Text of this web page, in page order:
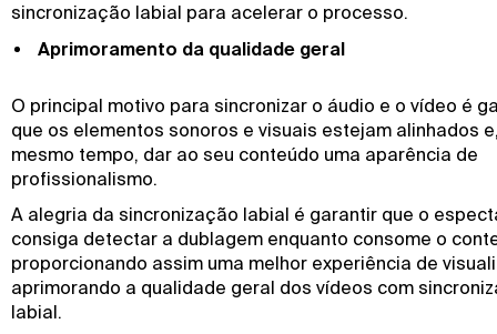
sincronização labial para acelerar o processo.
Aprimoramento da qualidade geral
O principal motivo para sincronizar o áudio e o vídeo é
que os elementos sonoros e visuais estejam alinhados
mesmo tempo, dar ao seu conteúdo uma aparência de
profissionalismo.
A alegria da sincronização labial é garantir que o
consiga detectar a dublagem enquanto consome o
proporcionando assim uma melhor experiência de
aprimorando a qualidade geral dos vídeos com
labial.